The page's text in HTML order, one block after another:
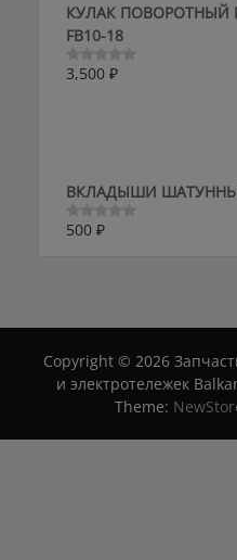
КУЛАК ПОВОРОТНЫЙ
FB10-18
Оценка
3,500 ₽
ВКЛАДЫШИ ШАТУННЬЕ
Оценка
500 ₽
Copyright © 2026
и электротележек
Theme: